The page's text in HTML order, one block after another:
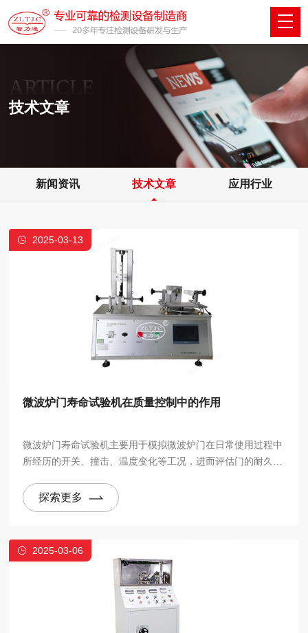
ARTICLE
技术文章
新闻资讯 技术文章 应用行业
2025-03-13
微波炉门寿命试验机在质量控制中的作用
微波炉门寿命试验机主要用于模拟微波炉门在日常使用过程中
所经历的开关、撞击、温度变化等工况，进而评估门的耐久性
开关动作，通常包括门的关闭、打开、闭合时的力度、撞击次
数等。
探索更多
2025-03-06